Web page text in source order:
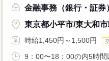
金融事務（銀行・証券
東京都小平市/東大和市
時給1,450円～1,500円
9：00〜18：00の内5時間